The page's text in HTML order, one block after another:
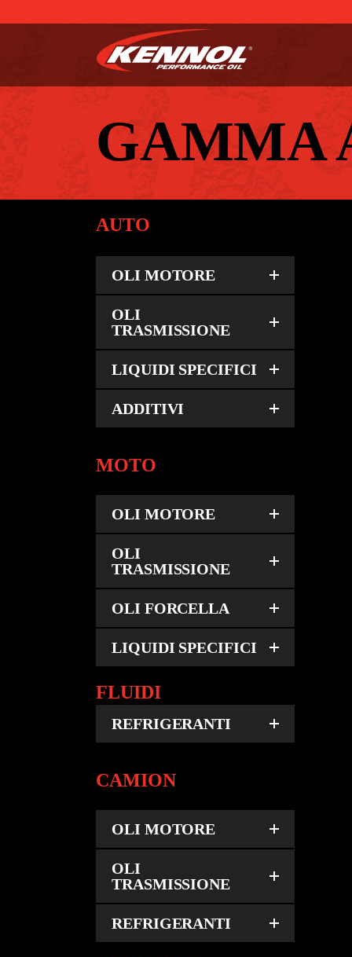
GAMMA
AUTO
OLI MOTORE
OLI
TRASMISSIONE
LIQUIDI SPECIFICI
ADDITIVI
MOTO
OLI MOTORE
OLI
TRASMISSIONE
OLI FORCELLA
LIQUIDI SPECIFICI
FLUIDI
REFRIGERANTI
CAMION
OLI MOTORE
OLI
TRASMISSIONE
REFRIGERANTI